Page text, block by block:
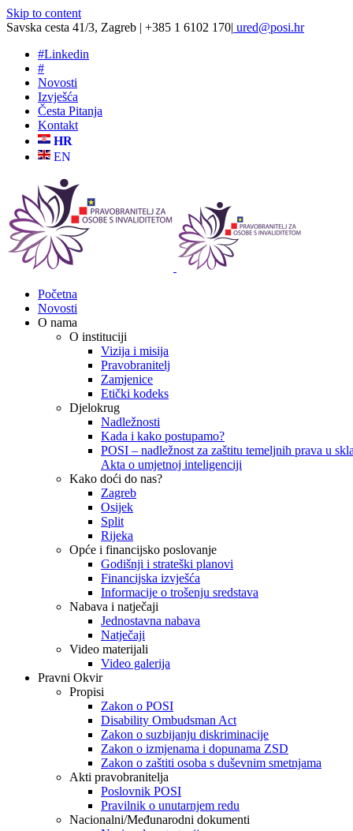
Skip to content
Savska cesta 41/3, Zagreb | +385 1 6102 170| ured@posi.hr
#Linkedin
#
Novosti
Izvješća
Česta Pitanja
Kontakt
HR
EN
Početna
Novosti
O nama
O instituciji
Vizija i misija
Pravobranitelj
Zamjenice
Etički kodeks
Djelokrug
Nadležnosti
Kada i kako postupamo?
POSI – nadležnost za zaštitu temeljnih prava u
Akta o umjetnoj inteligenciji
Kako doći do nas?
Zagreb
Osijek
Split
Rijeka
Opće i financijsko poslovanje
Godišnji i strateški planovi
Financijska izvješća
Informacije o trošenju sredstava
Nabava i natječaji
Jednostavna nabava
Natječaji
Video materijali
Video galerija
Pravni Okvir
Propisi
Zakon o POSI
Disability Ombudsman Act
Zakon o suzbijanju diskriminacije
Zakon o izmjenama i dopunama ZSD
Zakon o zaštiti osoba s duševnim smetnjama
Akti pravobranitelja
Poslovnik POSI
Pravilnik o unutarnjem redu
Nacionalni/Međunarodni dokumenti